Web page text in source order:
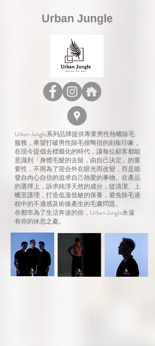
Urban Jungle
Urban Jungle系列品牌提供專業男性熱蠟除毛
服務，希望打破男性除毛很彆扭的刻板印象，
在現今提倡去標籤化的時代，讓每位顧客都能
意識到「身體毛髮的去留，由自己決定」的重
要性，不用為了迎合外在眼光而改變，而是能
發自內心自信的追求自己熱愛的事物。 在產品
的選擇上，訴求純淨天然的成分，從清潔、上
蠟至護理，打造低溫低敏的保養，避免除毛過
程中的不適感及術後產生的毛囊問題。
在都市為了生活奔波的你，Urban Jungle永遠
有你的休息之處。